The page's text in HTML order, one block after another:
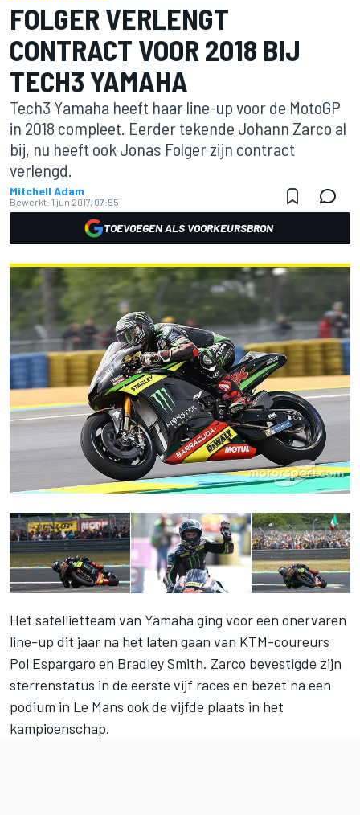
FOLGER VERLENGT
CONTRACT VOOR 2018 BIJ
TECH3 YAMAHA
Tech3 Yamaha heeft haar line-up voor de MotoGP
in 2018 compleet. Eerder tekende Johann Zarco al
bij, nu heeft ook Jonas Folger zijn contract
verlengd.
Mitchell Adam
Bewerkt: 1 jun 2017, 07:55
TOEVOEGEN ALS VOORKEURSBRON
Het satellietteam van Yamaha ging voor een onervaren
line-up dit jaar na het laten gaan van KTM-coureurs
Pol Espargaro en Bradley Smith. Zarco bevestigde zijn
sterrenstatus in de eerste vijf races en bezet na een
podium in Le Mans ook de vijfde plaats in het
kampioenschap.